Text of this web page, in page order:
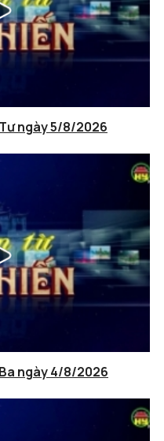
ngày 5/8/2026
ngày 4/8/2026